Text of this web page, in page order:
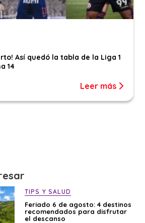
Así quedó la tabla de la Liga 1
14
Leer más
TIPS Y SALUD
Feriado 6 de agosto: 4 destinos
recomendados para disfrutar
el descanso